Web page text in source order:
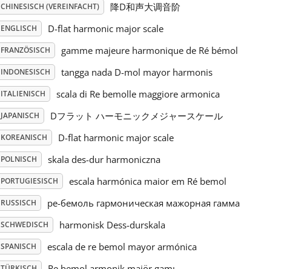
CHINESISCH (VEREINFACHT) 降D和声大调音阶
ENGLISCH D-flat harmonic major scale
FRANZÖSISCH gamme majeure harmonique de Ré bémol
INDONESISCH tangga nada D-mol mayor harmonis
ITALIENISCH scala di Re bemolle maggiore armonica
JAPANISCH Dフラット ハーモニックメジャースケール
KOREANISCH D-flat harmonic major scale
POLNISCH skala des-dur harmoniczna
PORTUGIESISCH escala harmónica maior em Ré bemol
RUSSISCH ре-бемоль гармоническая мажорная гамма
SCHWEDISCH harmonisk Dess-durskala
SPANISCH escala de re bemol mayor armónica